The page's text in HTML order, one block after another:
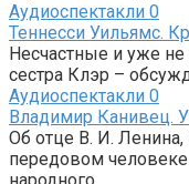
Аудиоспектакли 0
Теннесси Уильямс.
Несчастные и уже
сестра Клэр –
Аудиоспектакли 0
Владимир Канивец.
Об отце В. И.
передовом человеке